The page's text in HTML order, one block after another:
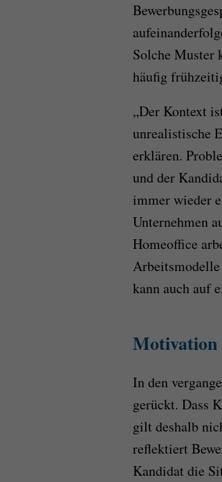
Solche Muster
häufig
„Der Kontext
unrealistische
erklären.
und der
immer wieder
Unternehmen
Homeoffice
kann auch auf
Motivation
In den
gerückt. Dass
gilt deshalb
reflektiert
Kandidat die